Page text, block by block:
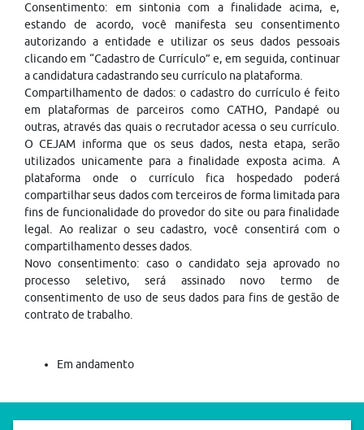
Consentimento: em sintonia com a finalidade acima, e,
estando de acordo, você manifesta seu consentimento
autorizando a entidade e utilizar os seus dados pessoais
clicando em “Cadastro de Currículo” e, em seguida, continuar
a candidatura cadastrando seu currículo na plataforma.
Compartilhamento de dados: o cadastro do currículo é feito
em plataformas de parceiros como CATHO, Pandapé ou
outras, através das quais o recrutador acessa o seu currículo.
O CEJAM informa que os seus dados, nesta etapa, serão
utilizados unicamente para a finalidade exposta acima. A
plataforma onde o currículo fica hospedado poderá
compartilhar seus dados com terceiros de forma limitada para
fins de funcionalidade do provedor do site ou para finalidade
legal. Ao realizar o seu cadastro, você consentirá com o
compartilhamento desses dados.
Novo consentimento: caso o candidato seja aprovado no
processo seletivo, será assinado novo termo de
consentimento de uso de seus dados para fins de gestão de
contrato de trabalho.
Em andamento